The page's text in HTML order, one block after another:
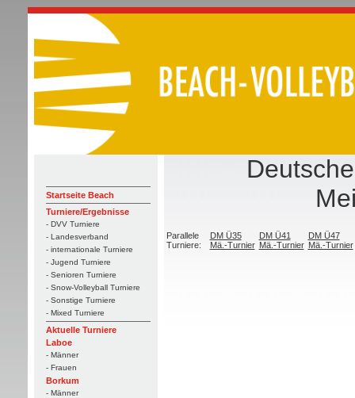
Startseite Beach
Turniere/Ergebnisse
- DVV Turniere
- Landesverband
- internationale Turniere
- Jugend Turniere
- Senioren Turniere
- Snow-Volleyball Turniere
- Sonstige Turniere
- Mixed Turniere
Aktuelle Turniere
Laboe
- Männer
- Frauen
Borkum
- Männer
Parallele
Turniere:
DM Ü35
Mä.-Turnier
DM Ü41
Mä.-Turnier
DM Ü47
Mä.-Turnier